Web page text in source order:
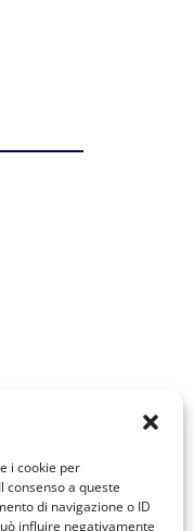
i cookie per
a queste
di navigazione o ID
influire negativamente